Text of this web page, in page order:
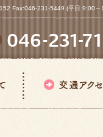
Fax:046-231-5449 (平日 9:00